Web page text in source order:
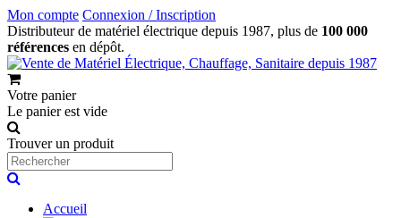
Mon compte Connexion / Inscription
Distributeur de matériel électrique depuis 1987, plus de 100 000
références en dépôt.
Votre panier
Le panier est vide
Trouver un produit
Accueil